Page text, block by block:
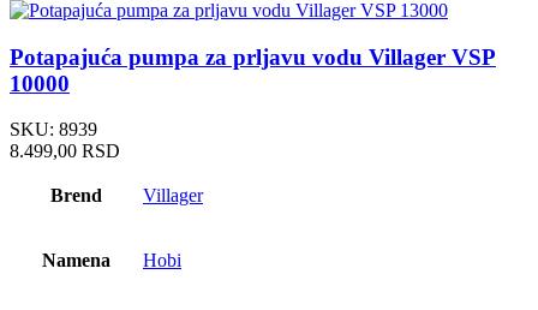
Potapajuća pumpa za prljavu vodu Villager VSP
10000
SKU: 8939
8.499,00 RSD
Brend Villager
Namena Hobi